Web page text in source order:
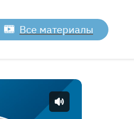
Все материалы